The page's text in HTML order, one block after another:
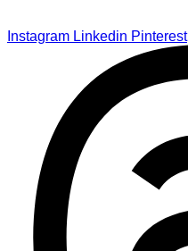
Instagram Linkedin Pinterest